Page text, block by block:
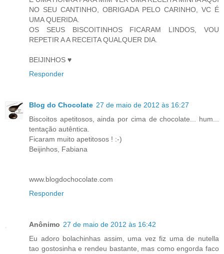
NO SEU CANTINHO, OBRIGADA PELO CARINHO, VC É
UMA QUERIDA.
OS SEUS BISCOITINHOS FICARAM LINDOS, VOU
REPETIR A A RECEITA QUALQUER DIA.
BEIJINHOS ♥
Responder
Blog do Chocolate 27 de maio de 2012 às 16:27
Biscoitos apetitosos, ainda por cima de chocolate... hum...
tentação autêntica.
Ficaram muito apetitosos ! :-)
Beijinhos, Fabiana
www.blogdochocolate.com
Responder
Anônimo 27 de maio de 2012 às 16:42
Eu adoro bolachinhas assim, uma vez fiz uma de nutella
tao gostosinha e rendeu bastante, mas como engorda faco